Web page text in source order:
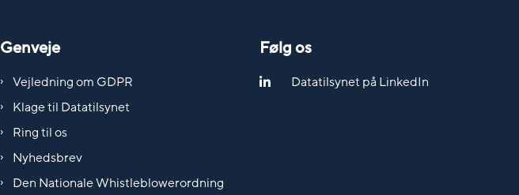
Genveje
Vejledning om GDPR
Klage til Datatilsynet
Ring til os
Nyhedsbrev
Den Nationale Whistleblowerordning
Følg os
Datatilsynet på LinkedIn